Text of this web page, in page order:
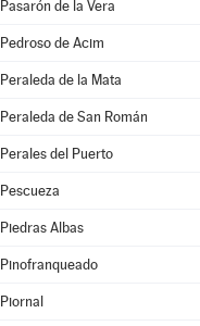
Pasarón de la Vera
Pedroso de Acim
Peraleda de la Mata
Peraleda de San Román
Perales del Puerto
Pescueza
Piedras Albas
Pinofranqueado
Piornal